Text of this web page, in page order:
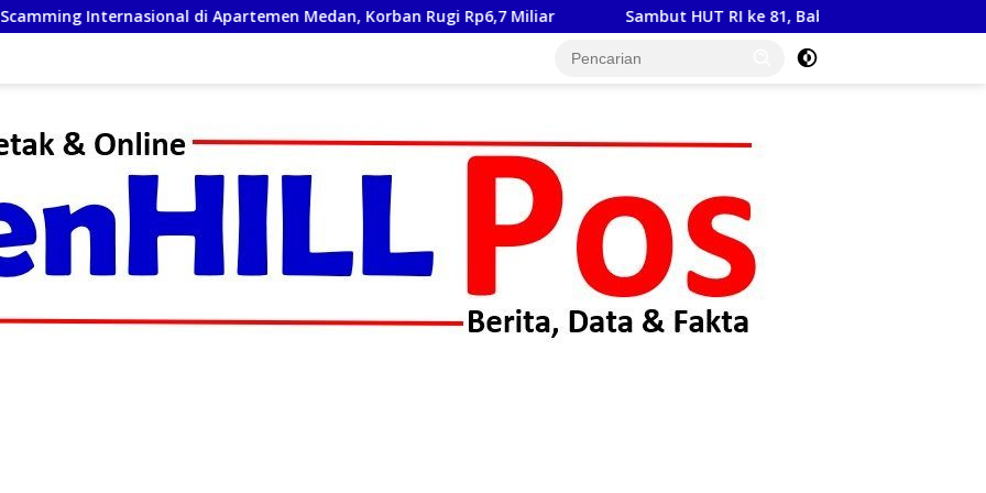
Medan, Korban Rugi Rp6,7 Miliar Sambut HUT RI ke 81, Babinsa Koramil 15/Habinsaran Latih Paskibraka